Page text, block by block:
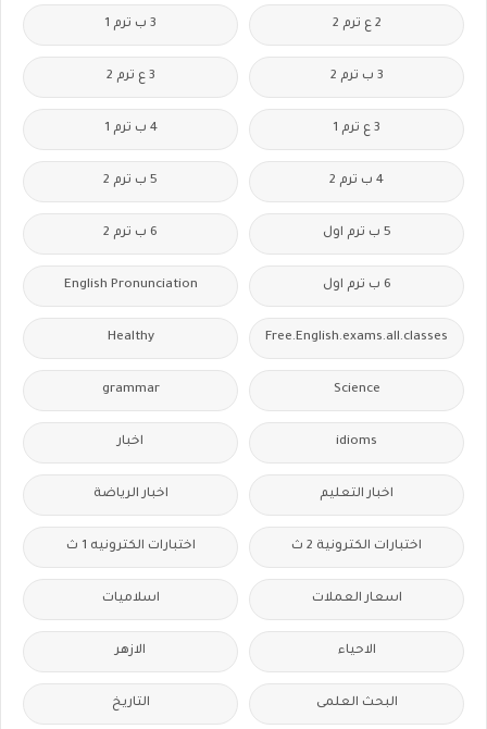
2 ع ترم 2 3 ب ترم 1
3 ب ترم 2 3 ع ترم 2
3 ع ترم 1 4 ب ترم 1
4 ب ترم 2 5 ب ترم 2
5 ب ترم اول 6 ب ترم 2
6 ب ترم اول English Pronunciation
Free.English.exams.all.classes
Healthy
Science
grammar
idioms اخبار
اخبار التعليم اخبار الرياضة
اختبارات الكترونية 2 ث اختبارات الكترونيه 1 ث
اسعار العملات اسلاميات
الاحياء الازهر
البحث العلمى التاريخ